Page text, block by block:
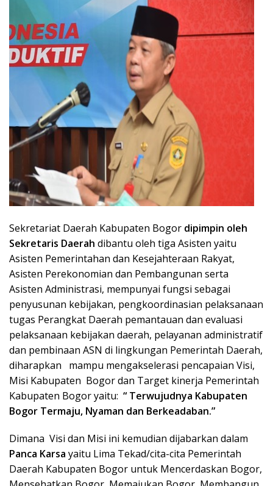
Sekretariat Daerah Kabupaten Bogor dipimpin oleh
Sekretaris Daerah dibantu oleh tiga Asisten yaitu
Asisten Pemerintahan dan Kesejahteraan Rakyat,
Asisten Perekonomian dan Pembangunan serta
Asisten Administrasi, mempunyai fungsi sebagai
penyusunan kebijakan, pengkoordinasian pelaksanaan
tugas Perangkat Daerah pemantauan dan evaluasi
pelaksanaan kebijakan daerah, pelayanan administratif
dan pembinaan ASN di lingkungan Pemerintah Daerah,
diharapkan mampu mengakselerasi pencapaian Visi,
Misi Kabupaten Bogor dan Target kinerja Pemerintah
Kabupaten Bogor yaitu: “ Terwujudnya Kabupaten
Bogor Termaju, Nyaman dan Berkeadaban.”
Dimana Visi dan Misi ini kemudian dijabarkan dalam
Panca Karsa yaitu Lima Tekad/cita-cita Pemerintah
Daerah Kabupaten Bogor untuk Mencerdaskan Bogor,